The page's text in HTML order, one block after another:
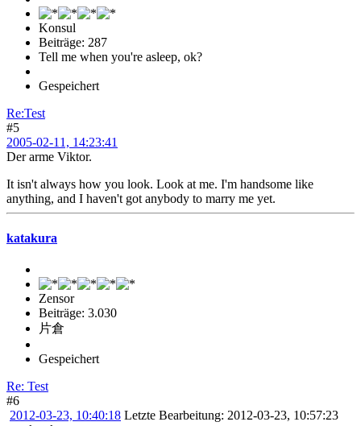
Konsul
Beiträge: 287
Tell me when you're asleep, ok?
Gespeichert
Re:Test
#5
2005-02-11, 14:23:41
Der arme Viktor.
It isn't always how you look. Look at me. I'm handsome like
anything, and I haven't got anybody to marry me yet.
katakura
Zensor
Beiträge: 3.030
片倉
Gespeichert
Re: Test
#6
2012-03-23, 10:40:18 Letzte Bearbeitung: 2012-03-23, 10:57:23